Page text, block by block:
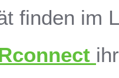
finden im